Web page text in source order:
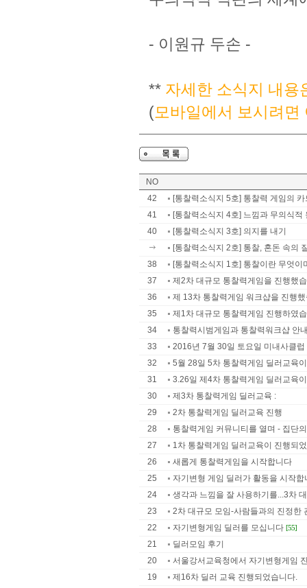
- 이원규 두손 -
** 자세한 소식지 내용
(모바일에서 보시려
NO
42
[통찰력소식지 5호] 통찰력 게임의
41
[통찰력소식지 4호] 느낌과 무의식적
40
[통찰력소식지 3호] 의지를 내기
[통찰력소식지 2호] 통찰, 혼돈 속의
38
[통찰력소식지 1호] 통찰이란 무엇이
37
제2차 대규모 통찰력게임을 진행했
36
제 13차 통찰력게임 워크샵을 진행
35
제1차 대규모 통찰력게임 진행하였
34
통찰력시범게임과 통찰력워크샵 안
33
2016년 7월 30일 토요일 미내사클
32
5월 28일 5차 통찰력게임 딜러교육
31
3.26일 제4차 통찰력게임 딜러교육
30
제3차 통찰력게임 딜러교육 :
29
2차 통찰력게임 딜러교육 진행
28
통찰력게임 커뮤니티를 열며 - 집단
27
1차 통찰력게임 딜러교육이 진행되
26
새롭게 통찰력게임을 시작합니다
25
자기변형 게임 딜러가 활동을 시작합
24
생각과 느낌을 잘 사용하기를...3차
23
2차 대규모 모임-사람들과의 진정한
22
자기변형게임 딜러를 모십니다 [55]
21
딜러모임 후기
20
서울강서교육청에서 자기변형게임
19
제16차 딜러 교육 진행되었습니다.